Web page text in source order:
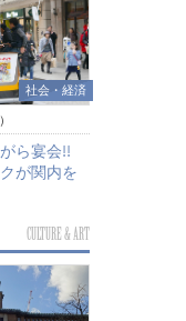
社会・経済
ら宴会!!
が関内を
CULTURE & ART